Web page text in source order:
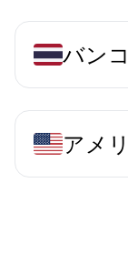
バン
アメ